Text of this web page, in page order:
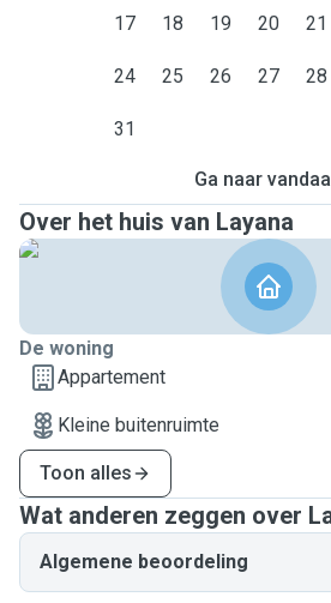
17 18 19 20 21
24 25 26 27 28
31
Ga naar
Over het huis van Layana
De woning
Appartement
Kleine buitenruimte
Toon alles
Wat anderen zeggen over
Algemene beoordeling